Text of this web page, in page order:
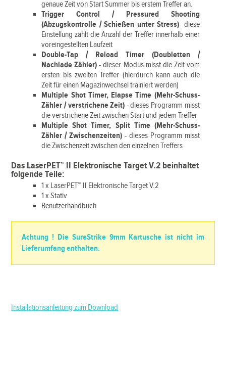
genaue Zeit von Start Summer bis erstem Treffer an.
Trigger Control / Pressured Shooting
(Abzugskontrolle / Schießen unter Stress)- diese
Einstellung zählt die Anzahl der Treffer innerhalb einer
voreingestellten Laufzeit
Double-Tap / Reload Timer (Doubletten /
Nachlade Zähler)- dieser Modus misst die Zeit vom
ersten bis zweiten Treffer (hierdurch kann auch die
Zeit für einen Magazinwechsel trainiert werden)
Multiple Shot Timer, Elapse Time (Mehr-Schuss-
Zähler / verstrichene Zeit) - dieses Programm misst
die verstrichene Zeit zwischen Start und jedem Treffer
Multiple Shot Timer, Split Time (Mehr-Schuss-
Zähler / Zwischenzeiten) - dieses Programm misst
die Zwischenzeit zwischen den einzelnen Treffers
Das LaserPET™ II Elektronische Target V.2 beinhaltet
folgende Teile:
1 x LaserPET™ II Elektronische Target V.2
1 x Stativ
Benutzerhandbuch
Achtung ! Die SureStrike 9mm Kartusche ist nicht im
Lieferumfang enthalten.
Installationsanleitung zum Download